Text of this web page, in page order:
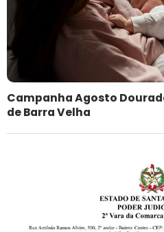
Campanha Agosto
de Barra Velha